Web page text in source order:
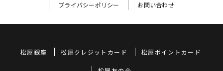
プライバシーポリシー お問い合わせ
松屋銀座 松屋クレジットカード 松屋ポイントカード